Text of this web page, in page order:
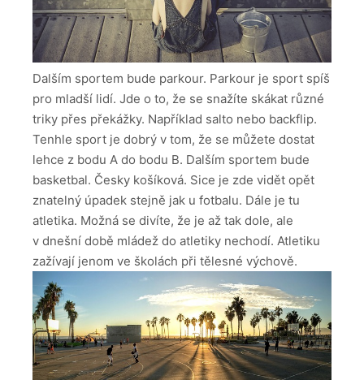
Dalším sportem bude parkour. Parkour je sport spíš
pro mladší lidí. Jde o to, že se snažíte skákat různé
triky přes překážky. Například salto nebo backflip.
Tenhle sport je dobrý v tom, že se můžete dostat
lehce z bodu A do bodu B. Dalším sportem bude
basketbal. Česky košíková. Sice je zde vidět opět
znatelný úpadek stejně jak u fotbalu. Dále je tu
atletika. Možná se divíte, že je až tak dole, ale
v dnešní době mládež do atletiky nechodí. Atletiku
zažívají jenom ve školách při tělesné výchově.